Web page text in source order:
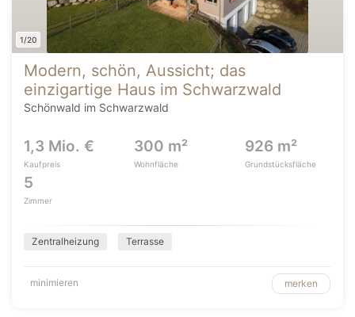
1/20
Modern, schön, Aussicht; das
einzigartige Haus im Schwarzwald
Schönwald im Schwarzwald
1,3 Mio. €
Kaufpreis
300 m²
Wohnfläche
926 m²
Grundstücksfläche
5
Zimmer
Zentralheizung Terrasse
minimieren merken